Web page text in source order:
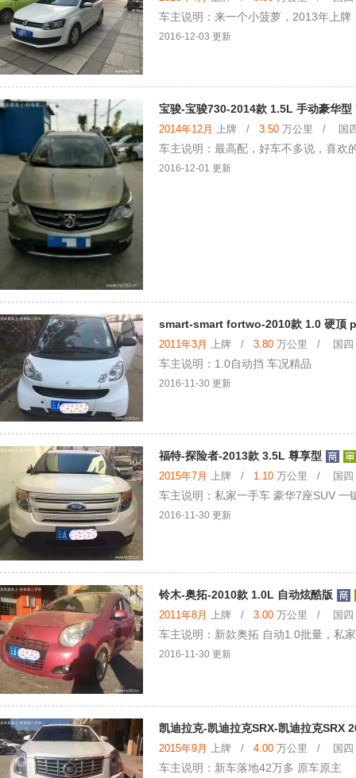
车主说明：来一个小菠萝，2013年上
2016-12-03 更新
宝骏-宝骏730-2014款 1.5L 手动豪华型
2014年12月 上牌 / 3.50 万公里 / 国四
车主说明：最高配，好车不多说，喜欢
2016-12-01 更新
smart-smart fortwo-2010款 1.0 硬顶
2011年3月 上牌 / 3.80 万公里 / 国四 /
车主说明：1.0自动挡 车况精品
2016-11-30 更新
福特-探险者-2013款 3.5L 尊享型
2015年7月 上牌 / 1.10 万公里 / 国四 /
车主说明：私家一手车 豪华7座SUV 一
2016-11-30 更新
铃木-奥拓-2010款 1.0L 自动炫酷版
2011年8月 上牌 / 3.00 万公里 / 国四 /
车主说明：新款奥拓 自动1.0批量，私
2016-11-30 更新
凯迪拉克-凯迪拉克SRX-凯迪拉克SRX
2015年9月 上牌 / 4.00 万公里 / 国四 /
车主说明：新车落地42万多 原车原主